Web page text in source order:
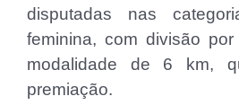
disputadas nas
feminina, com divisão
modalidade de 6 km,
premiação.